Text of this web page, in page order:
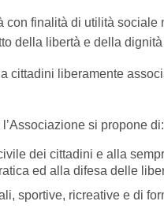
con finalità di utilità
della libertà e della
cittadini liberamente
si propone di:
dei cittadini e alla
ed alla difesa delle
sportive, ricreative e di